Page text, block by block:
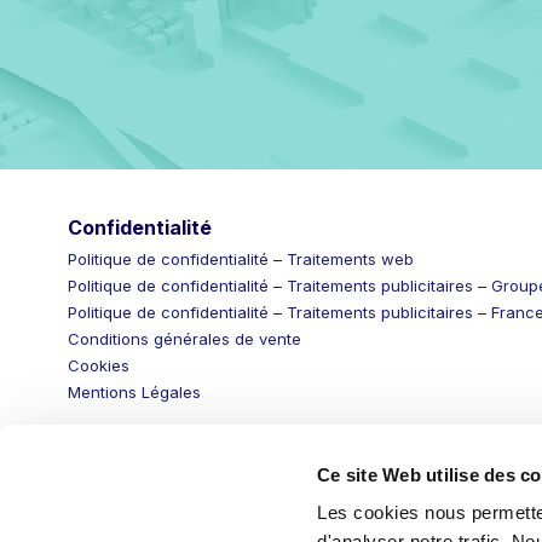
Ce site Web utilise des
Les cookies nous
Confidentialité
Politique de confidentialité – Traitements web
Politique de confidentialité – Traitements publicitaires – Groupe
Politique de confidentialité – Traitements publicitaires – France
Conditions générales de vente
Cookies
Mentions Légales